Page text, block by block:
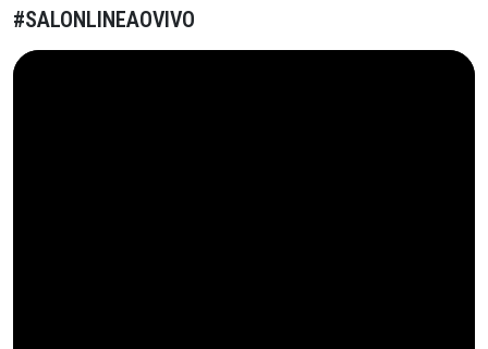
#SALONLINEAOVIVO